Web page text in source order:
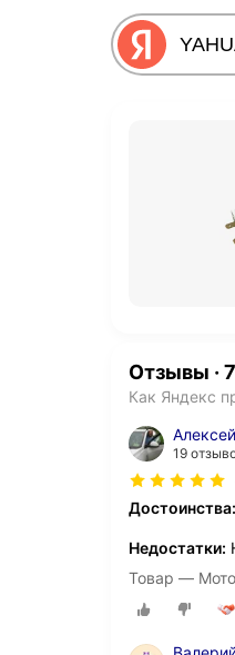
Отзывы · 7
Как Яндекс
Алексей
19
Достоинства:
Недостатки:
Товар —